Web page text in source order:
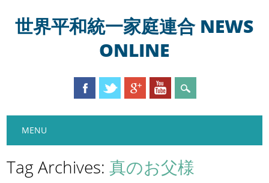
世界平和統一家庭連合 NEWS
ONLINE
Main menu
MENU
Tag Archives:真のお父様